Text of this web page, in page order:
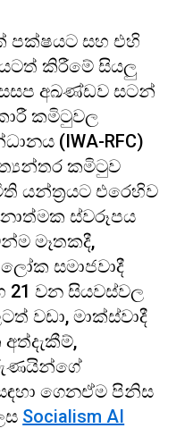
පක්ෂයට සහ එහි
කිරීමේ සියලු
අඛණ්ඩව සටන්
කමිටුවල
(IWA-RFC)
කමිටුව
යන්ත්‍රයට එරෙහිව
ස්වරූපය
මෑතකදී,
සමාජවාදී
21 වන සියවස්වල
වඩා, මාක්ස්වාදී
ගෙනඒම පිනිස
Socialism AI